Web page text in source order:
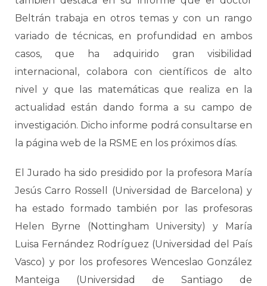
Beltrán trabaja en otros temas y con un rango
variado de técnicas, en profundidad en ambos
casos, que ha adquirido gran visibilidad
internacional, colabora con científicos de alto
nivel y que las matemáticas que realiza en la
actualidad están dando forma a su campo de
investigación. Dicho informe podrá consultarse en
la página web de la RSME en los próximos días.
El Jurado ha sido presidido por la profesora María
Jesús Carro Rossell (Universidad de Barcelona) y
ha estado formado también por las profesoras
Helen Byrne (Nottingham University) y María
Luisa Fernández Rodríguez (Universidad del País
Vasco) y por los profesores Wenceslao González
Manteiga (Universidad de Santiago de